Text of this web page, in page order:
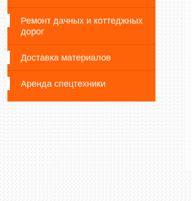
Ремонт дачных и коттеджных
дорог
Доставка материалов
Аренда спецтехники